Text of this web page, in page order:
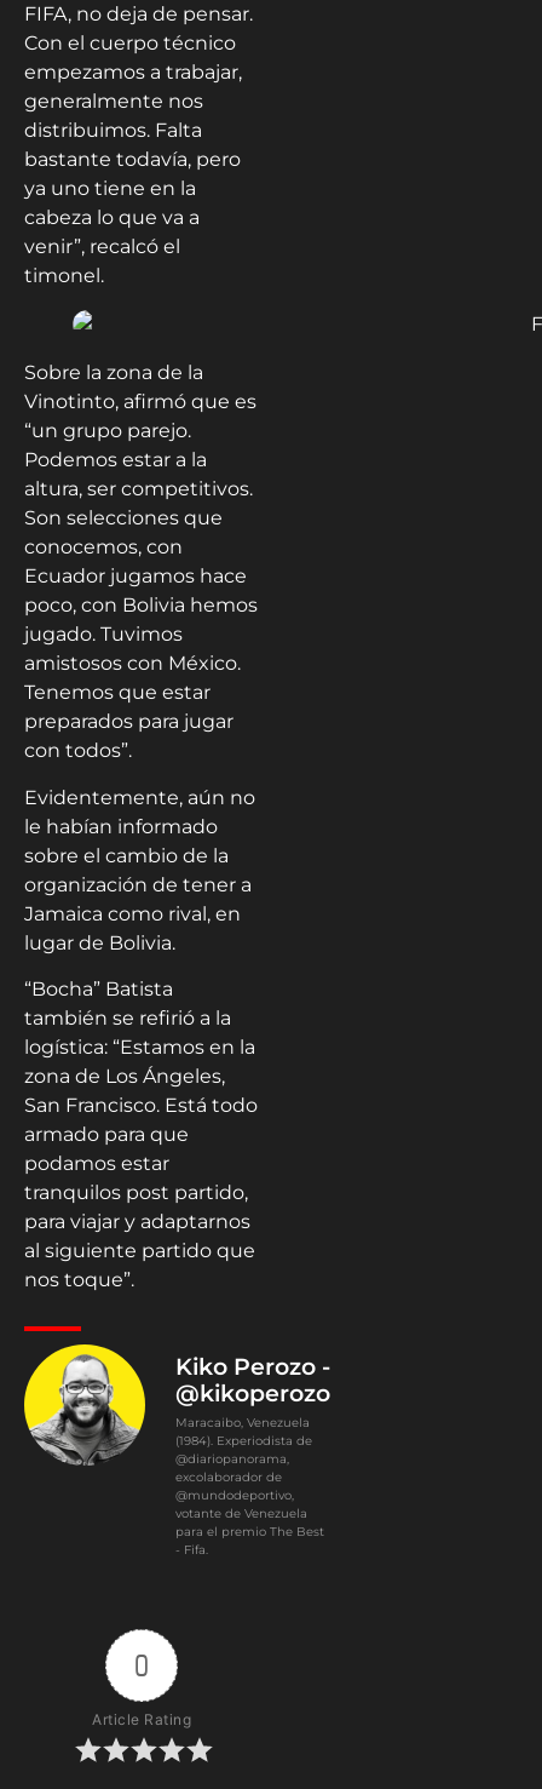
FIFA, no deja de pensar.
Con el cuerpo técnico
empezamos a trabajar,
generalmente nos
distribuimos. Falta
bastante todavía, pero
ya uno tiene en la
cabeza lo que va a
venir”, recalcó el
timonel.
Sobre la zona de la
Vinotinto, afirmó que es
“un grupo parejo.
Podemos estar a la
altura, ser competitivos.
Son selecciones que
conocemos, con
Ecuador jugamos hace
poco, con Bolivia hemos
jugado. Tuvimos
amistosos con México.
Tenemos que estar
preparados para jugar
con todos”.
Evidentemente, aún no
le habían informado
sobre el cambio de la
organización de tener a
Jamaica como rival, en
lugar de Bolivia.
“Bocha” Batista
también se refirió a la
logística: “Estamos en la
zona de Los Ángeles,
San Francisco. Está todo
armado para que
podamos estar
tranquilos post partido,
para viajar y adaptarnos
al siguiente partido que
nos toque”.
Kiko Perozo -
@kikoperozo
Maracaibo, Venezuela
(1984). Experiodista de
@diariopanorama,
excolaborador de
@mundodeportivo,
votante de Venezuela
para el premio The Best
- Fifa.
0
Article Rating